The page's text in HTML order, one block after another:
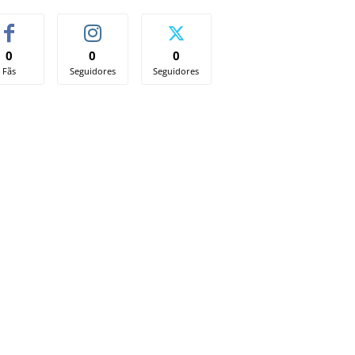
0
Fãs
0
Seguidores
0
Seguidores